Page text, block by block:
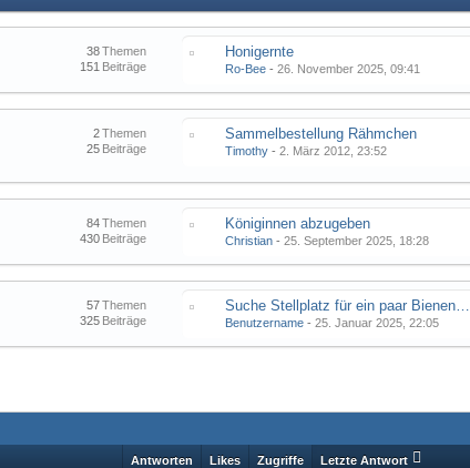
Themen
38
Beiträge
151
Honigernte
Ro-Bee -26. November 2025, 09:41
Themen
2
Beiträge
25
Sammelbestellung Rähmchen
Timothy -2. März 2012, 23:52
Themen
84
Beiträge
430
Königinnen abzugeben
Christian -25. September 2025, 18:28
Themen
57
Beiträge
325
Suche Stellplatz für ein paar Bienenvölker
Benutzername -25. Januar 2025, 22:05
Antworten Likes Zugriffe Letzte Antwort